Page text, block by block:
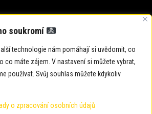
soukromí
technologie nám pomáhají si uvědomit, co
co máte zájem. V nastavení si můžete vybrat,
používat. Svůj souhlas můžete kdykoliv
o zpracování osobních údajů
strana